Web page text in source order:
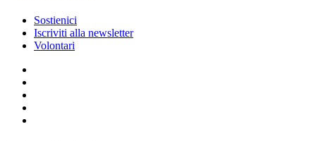
Sostienici
Iscriviti alla newsletter
Volontari